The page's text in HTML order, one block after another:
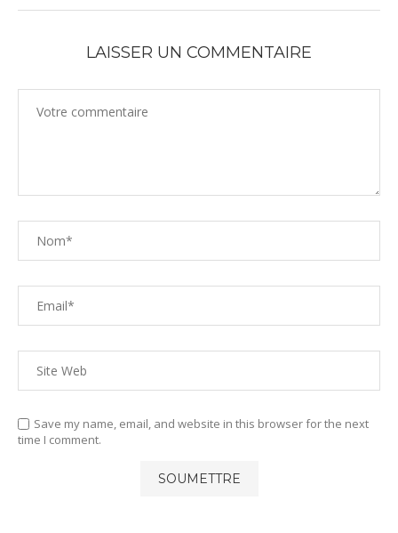
LAISSER UN COMMENTAIRE
Save my name, email, and website in this browser for the next
time I comment.